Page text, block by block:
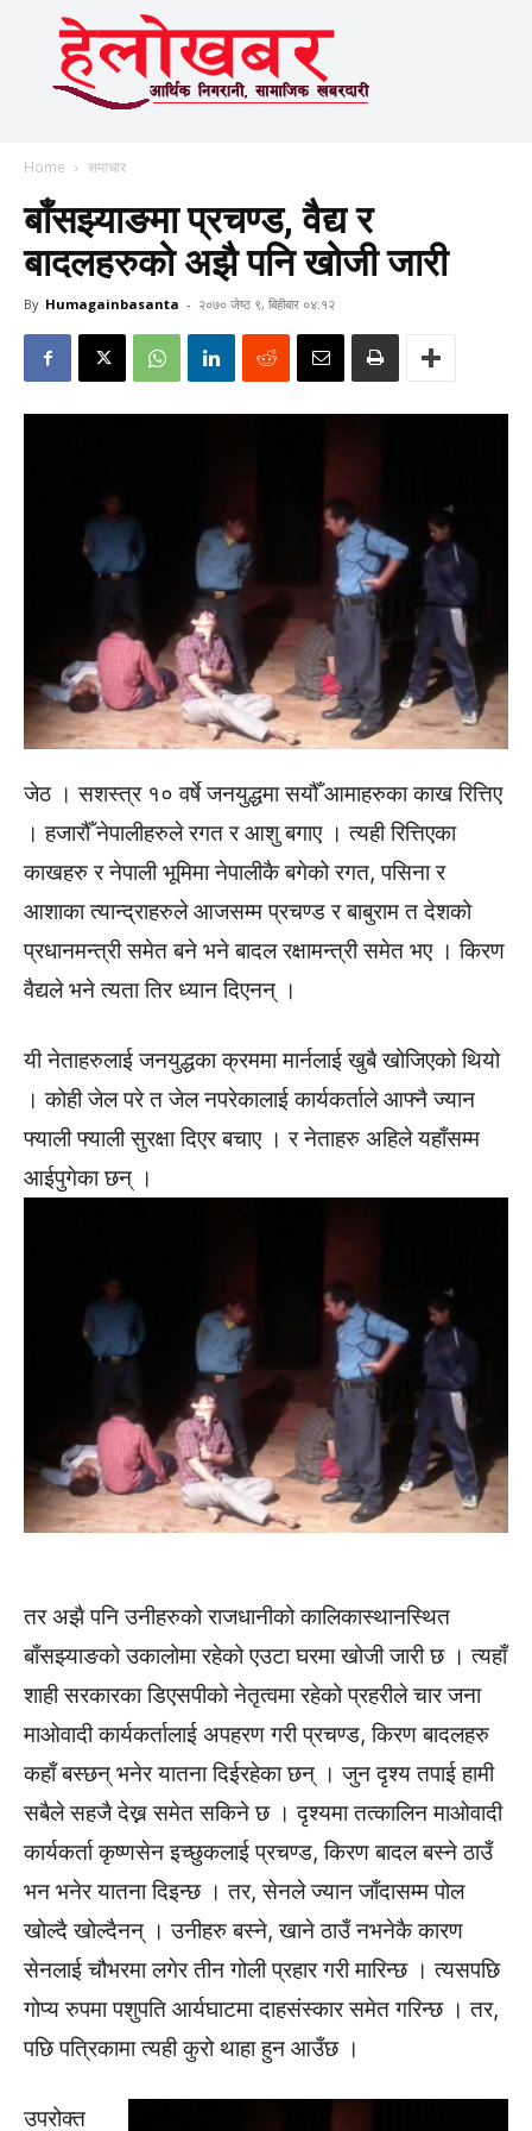
Home समाचार
बाँसझ्याङमा प्रचण्ड, वैद्य र
बादलहरुको अझै पनि खोजी जारी
By Humagainbasanta - २०७० जेष्ठ ९, बिहीबार ०४:१२
जेठ । सशस्त्र १० वर्षे जनयुद्धमा सयौँ आमाहरुका काख रित्तिए
। हजारौँ नेपालीहरुले रगत र आशु बगाए । त्यही रित्तिएका
काखहरु र नेपाली भूमिमा नेपालीकै बगेको रगत, पसिना र
आशाका त्यान्द्राहरुले आजसम्म प्रचण्ड र बाबुराम त देशको
प्रधानमन्त्री समेत बने भने बादल रक्षामन्त्री समेत भए । किरण
वैद्यले भने त्यता तिर ध्यान दिएनन् ।
यी नेताहरुलाई जनयुद्धका क्रममा मार्नलाई खुबै खोजिएको थियो
। कोही जेल परे त जेल नपरेकालाई कार्यकर्ताले आफ्नै ज्यान
फ्याली फ्याली सुरक्षा दिएर बचाए । र नेताहरु अहिले यहाँसम्म
आईपुगेका छन् ।
तर अझै पनि उनीहरुको राजधानीको कालिकास्थानस्थित
बाँसझ्याङको उकालोमा रहेको एउटा घरमा खोजी जारी छ । त्यहाँ
शाही सरकारका डिएसपीको नेतृत्वमा रहेको प्रहरीले चार जना
माओवादी कार्यकर्तालाई अपहरण गरी प्रचण्ड, किरण बादलहरु
कहाँ बस्छन् भनेर यातना दिईरहेका छन् । जुन दृश्य तपाई हामी
सबैले सहजै देख्न समेत सकिने छ । दृश्यमा तत्कालिन माओवादी
कार्यकर्ता कृष्णसेन इच्छुकलाई प्रचण्ड, किरण बादल बस्ने ठाउँ
भन भनेर यातना दिइन्छ । तर, सेनले ज्यान जाँदासम्म पोल
खोल्दै खोल्दैनन् । उनीहरु बस्ने, खाने ठाउँ नभनेकै कारण
सेनलाई चौभरमा लगेर तीन गोली प्रहार गरी मारिन्छ । त्यसपछि
गोप्य रुपमा पशुपति आर्यघाटमा दाहसंस्कार समेत गरिन्छ । तर,
पछि पत्रिकामा त्यही कुरो थाहा हुन आउँछ ।
उपरोक्त